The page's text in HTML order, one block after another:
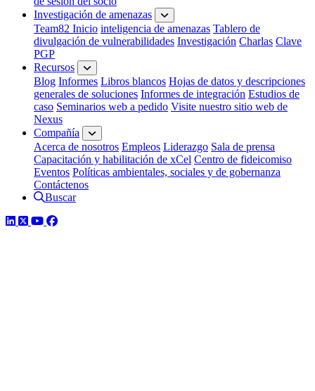
Investigación de amenazas
Team82 Inicio inteligencia de amenazas Tablero de
divulgación de vulnerabilidades Investigación Charlas Clave
PGP
Recursos
Blog Informes Libros blancos Hojas de datos y descripciones
generales de soluciones Informes de integración Estudios de
caso Seminarios web a pedido Visite nuestro sitio web de
Nexus
Compañía
Acerca de nosotros Empleos Liderazgo Sala de prensa
Capacitación y habilitación de xCel Centro de fideicomiso
Eventos Políticas ambientales, sociales y de gobernanza
Contáctenos
Buscar
LinkedIn
TwitterYouTube
Facebook